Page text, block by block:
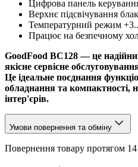
Цифрова панель
Верхнє підсвічування
Температурний режим
Працює на безпечному
GoodFood BC128 — це
якісне сервісне
Це ідеальне поєднання
обладнання та компактності,
інтер'єрів.
Умови повернення та обміну
Повернення товару протягом 14